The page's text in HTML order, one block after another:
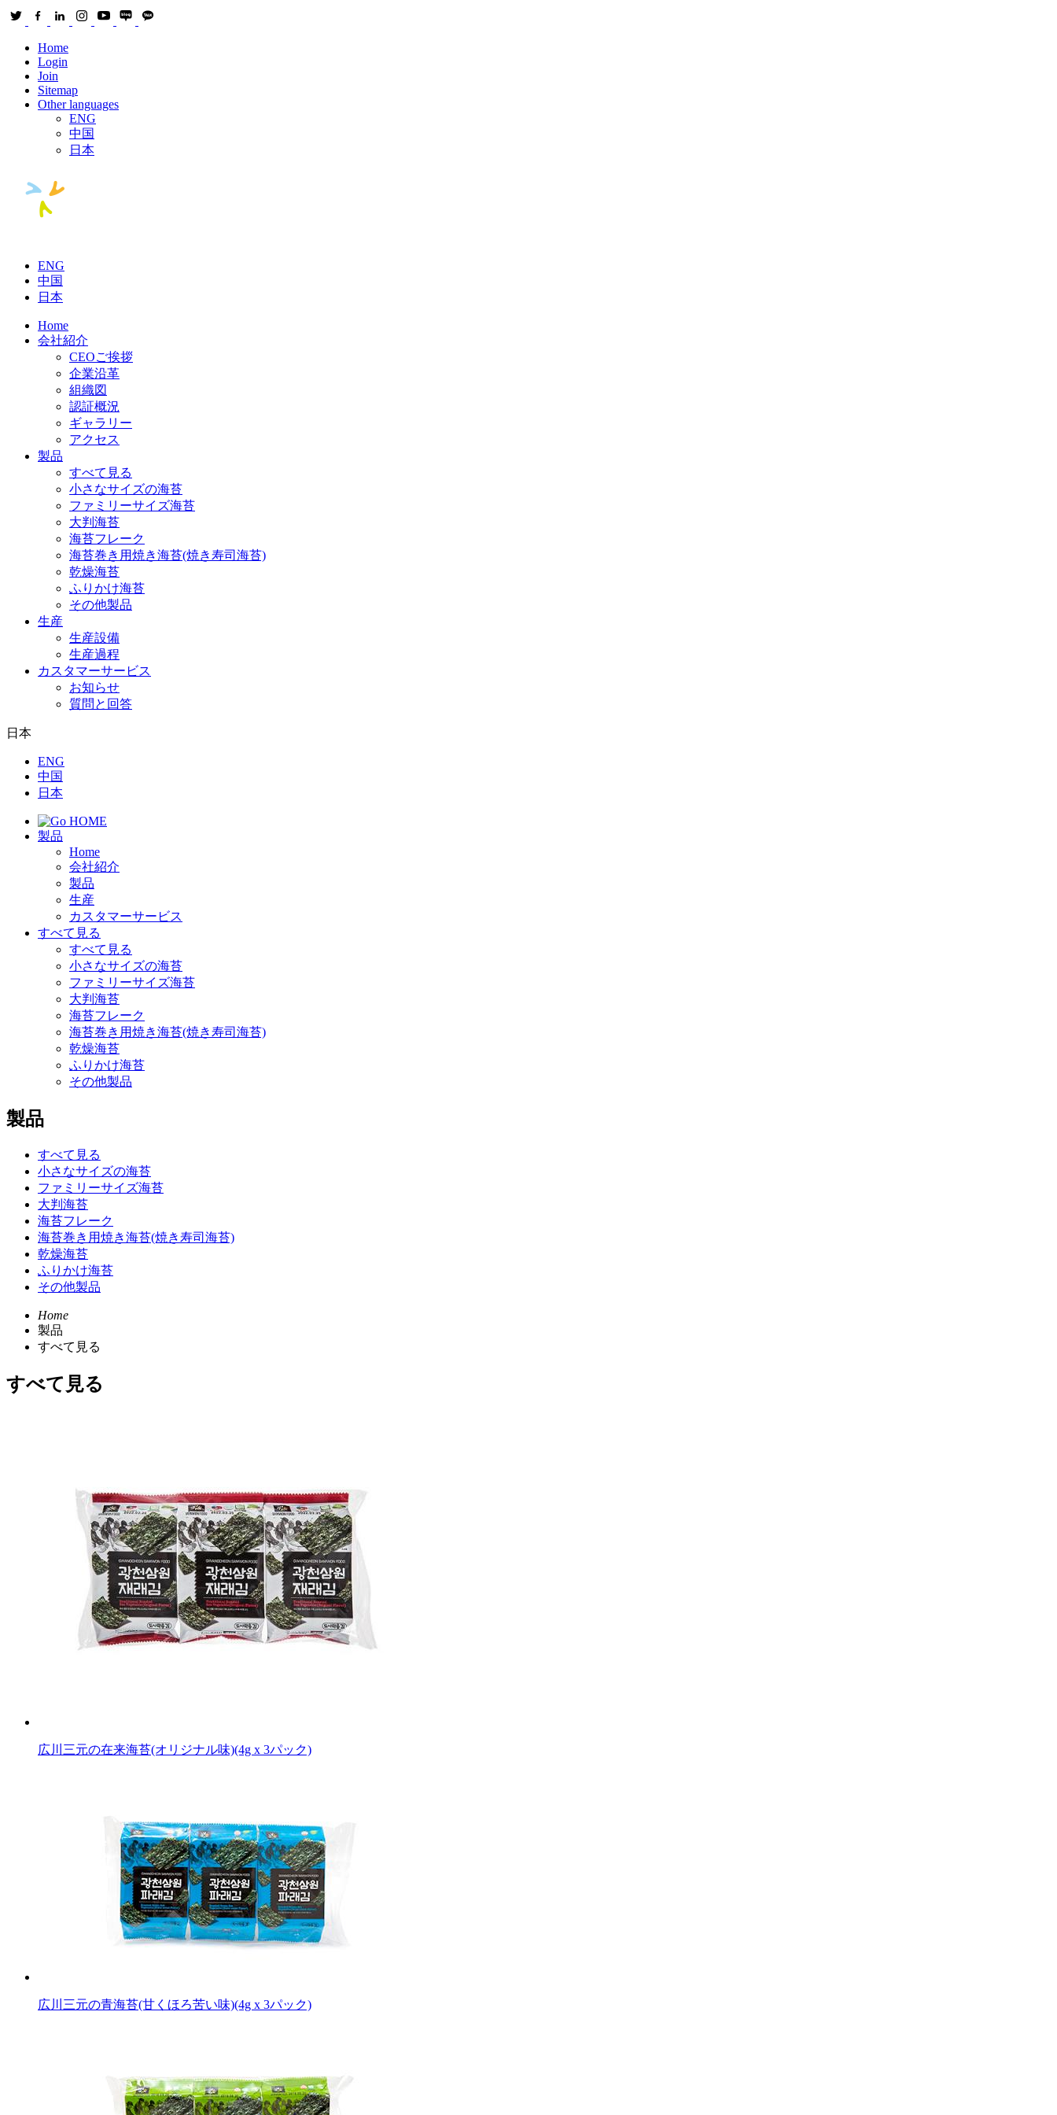
Home
Login
Join
Sitemap
Other languages
ENG
中国
日本
ENG
中国
日本
Home
会社紹介
CEOご挨拶
企業沿革
組織図
認証概況
ギャラリー
アクセス
製品
すべて見る
小さなサイズの海苔
ファミリーサイズ海苔
大判海苔
海苔フレーク
海苔巻き用焼き海苔(焼き寿司海苔)
乾燥海苔
ふりかけ海苔
その他製品
生産
生産設備
生産過程
カスタマーサービス
お知らせ
質問と回答
日本
ENG
中国
日本
製品
Home
会社紹介
製品
生産
カスタマーサービス
すべて見る
すべて見る
小さなサイズの海苔
ファミリーサイズ海苔
大判海苔
海苔フレーク
海苔巻き用焼き海苔(焼き寿司海苔)
乾燥海苔
ふりかけ海苔
その他製品
製品
すべて見る
小さなサイズの海苔
ファミリーサイズ海苔
大判海苔
海苔フレーク
海苔巻き用焼き海苔(焼き寿司海苔)
乾燥海苔
ふりかけ海苔
その他製品
Home
製品
すべて見る
すべて見る
広川三元の在来海苔(オリジナル味)(4g x 3パック)
広川三元の青海苔(甘くほろ苦い味)(4g x 3パック)